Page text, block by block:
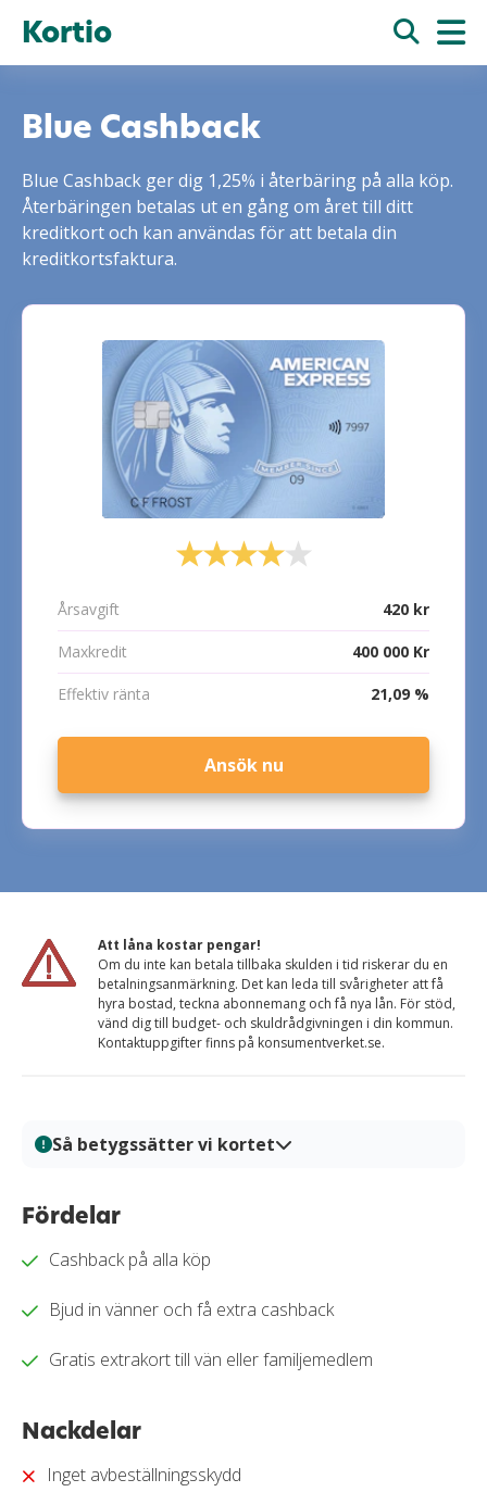
Kortio
Årsavgift 420 kr
Maxkredit 400 000 Kr
Effektiv ränta 21,09 %
Ansök nu
Blue Cashback
Blue Cashback ger dig 1,25% i återbäring på alla köp.
Återbäringen betalas ut en gång om året till ditt
kreditkort och kan användas för att betala din
kreditkortsfaktura.
Att låna kostar pengar!
Om du inte kan betala tillbaka skulden i tid riskerar du en
betalningsanmärkning. Det kan leda till svårigheter att få
hyra bostad, teckna abonnemang och få nya lån. För stöd,
vänd dig till budget- och skuldrådgivningen i din kommun.
Kontaktuppgifter finns på konsumentverket.se.
Så betygssätter vi kortet
en systematisk och transparent granskningsprocess.
så att du enkelt kan jämföra fördelar, kostnader och
information, praktiska tester och redaktionell analys.
beslutsunderlag för när du ska välja kreditkort.
kreditkort i vår
Fördelar
Cashback på alla köp
Bjud in vänner och få extra cashback
Gratis extrakort till vän eller familjemedlem
Nackdelar
Inget avbeställningsskydd